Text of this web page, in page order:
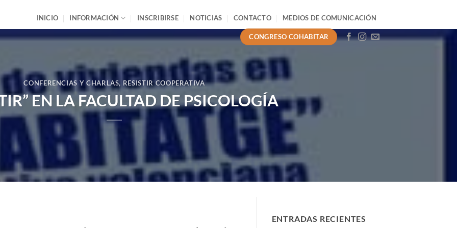
INICIO INFORMACIÓN INSCRIBIRSE NOTICIAS CONTACTO MEDIOS DE COMUNICACIÓN
CONGRESO COHABITAR
CONFERENCIAS Y CHARLAS, RESISTIR COOPERATIVA
EN LA FACULTAD DE PSICOLOGÍA
ENTRADAS RECIENTES